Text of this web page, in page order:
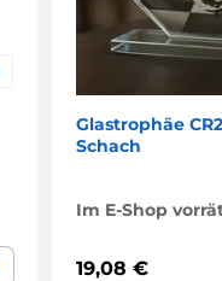
Glastrophäe
Schach
Im E-Shop
19,08 €